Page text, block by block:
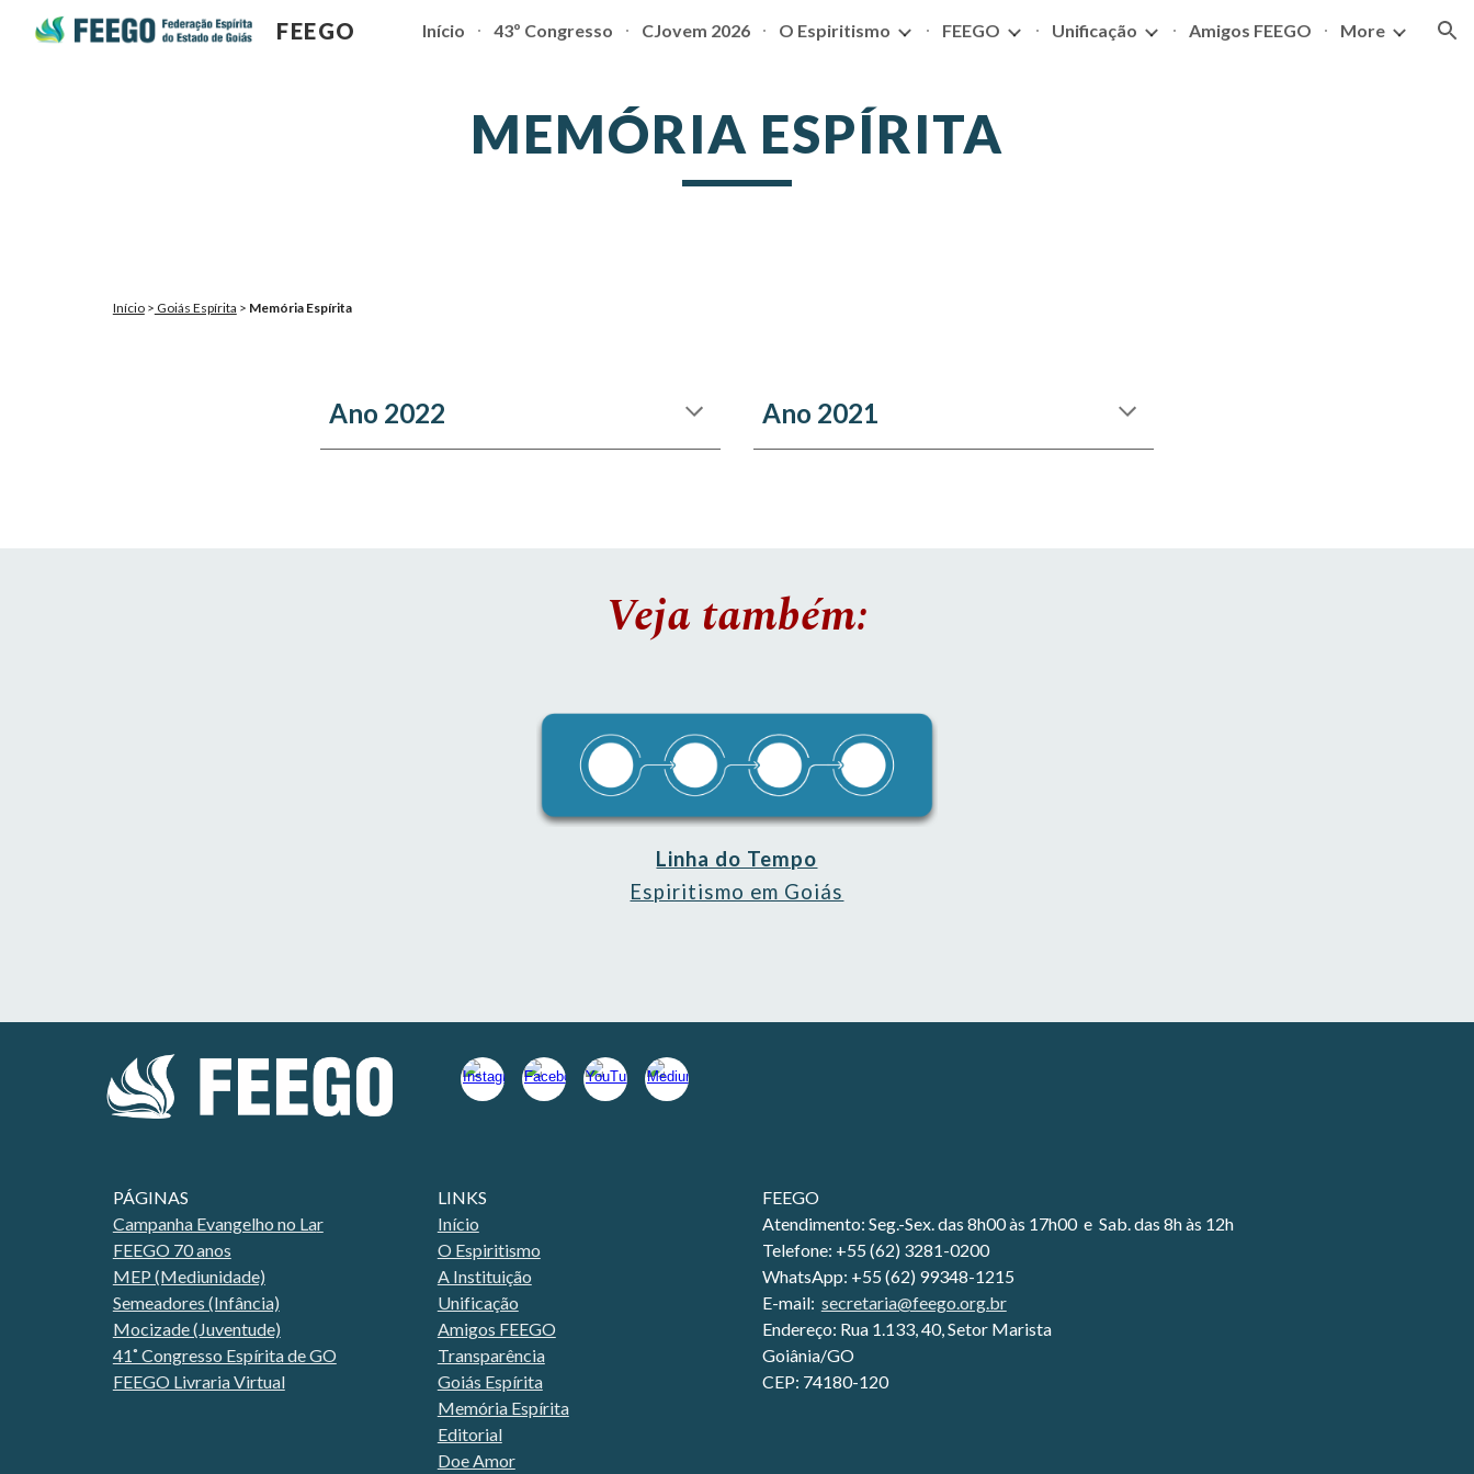
Skip to main content Skip to navigation
FEEGO Início 43º Congresso CJovem 2026 O Espiritismo FEEGO Unificação Amigos FEEGO More
MEMÓRIA ESPÍRITA
Início> Goiás Espírita > Memória Espírita
Ano 2022 Ano 2021
Veja também:
Linha do Tempo
Espiritismo em Goiás
PÁGINAS
Campanha Evangelho no Lar
FEEGO 70 anos
MEP (Mediunidade)
Semeadores (Infância)
Mocizade (Juventude)
41˚ Congresso Espírita de GO
FEEGO Livraria Virtual
LINKS
Início
O Espiritismo
A Instituição
Unificação
Amigos FEEGO
Transparência
Goiás Espírita
Memória Espírita
Editorial
Doe Amor
FEEGO
Atendimento: Seg.-Sex. das 8h00 às 17h00 e Sab. das 8h às 12h
Telefone: +55 (62) 3281-0200
WhatsApp: +55 (62) 99348-1215
E-mail: secretaria@feego.org.br
Endereço: Rua 1.133, 40, Setor Marista
Goiânia/GO
CEP: 74180-120